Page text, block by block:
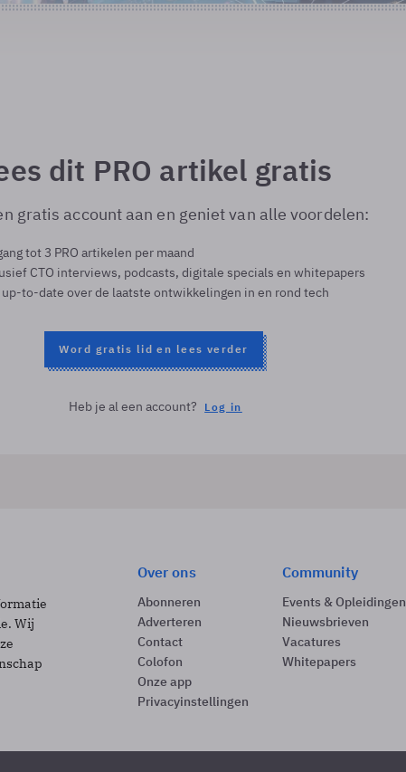
dit PRO artikel gratis
gratis account aan en geniet van alle voordelen:
tot 3 PRO artikelen per maand
CTO interviews, podcasts, digitale specials en whitepapers
to-date over de laatste ontwikkelingen in en rond tech
Word gratis lid en lees verder
Heb je al een account? Log in
Wij
Over ons
Abonneren
Adverteren
Contact
Colofon
Onze app
Privacyinstellingen
Community
Events & Opleidingen
Nieuwsbrieven
Vacatures
Whitepapers